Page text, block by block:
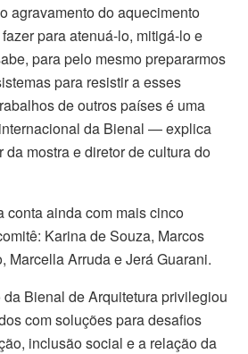
agravamento do aquecimento
para atenuá-lo, mitigá-lo e
para pelo mesmo prepararmos
para resistir a esses
de outros países é uma
da Bienal — explica
mostra e diretor de cultura do
conta ainda com mais cinco
Karina de Souza, Marcos
Marcella Arruda e Jerá Guarani.
Bienal de Arquitetura privilegiou
com soluções para desafios
inclusão social e a relação da